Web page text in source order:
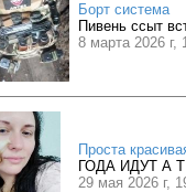
Борт система
Пивень ссыт
8 марта 2026 г,
Проста
ГОДА ИДУТ А
29 мая 2026 г,